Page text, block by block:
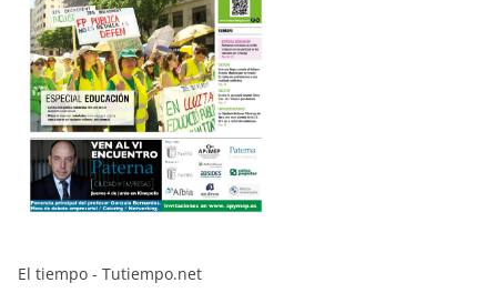
El tiempo - Tutiempo.net